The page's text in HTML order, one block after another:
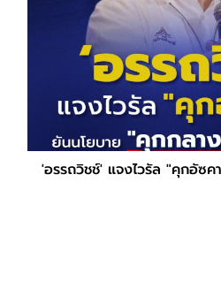
'อรรถวิชช์' แจงไวรัล "คุกอัซค